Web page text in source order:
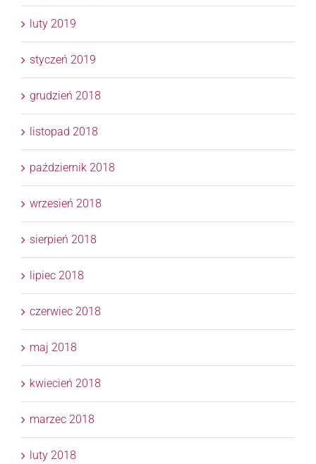
luty 2019
styczeń 2019
grudzień 2018
listopad 2018
październik 2018
wrzesień 2018
sierpień 2018
lipiec 2018
czerwiec 2018
maj 2018
kwiecień 2018
marzec 2018
luty 2018